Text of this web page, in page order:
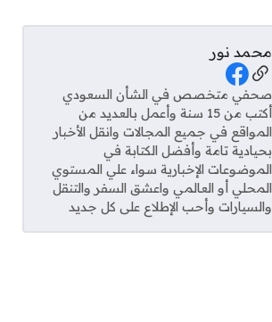
محمد نور
Social Links
صحفي متخصص في الشأن السعودي
أكتب من 15 سنة وأعمل بالعديد من
المواقع في جميع المجالات وانقل الأخبار
بحيادية تامة وأفضل الكتابة في
الموضوعات الإخبارية سواء علي المستوي
المحلي أو العالمي واعشق السفر والتنقل
والسيارات وأحب الإطلاع على كل جديد